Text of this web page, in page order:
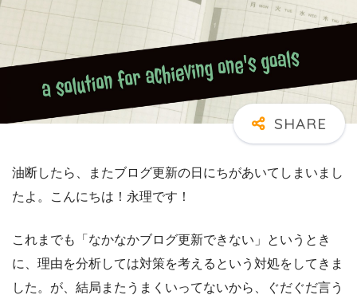
油断したら、またブログ更新の日にちがあいてしまいまし
たよ。こんにちは！永理です！
これまでも「なかなかブログ更新できない」というとき
に、理由を分析しては対策を考えるという対処をしてきま
した。が、結局またうまくいってないから、ぐだぐだ言う